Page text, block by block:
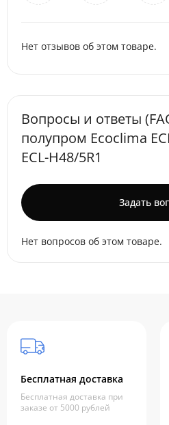
Нет отзывов об этом товаре.
Вопросы и ответы
полупром Ecoclima
ECL-H48/5R1
Задать
Нет вопросов об этом товаре.
Бесплатная доставка
Бесплатная доставка при
заказе от 5000 рублей